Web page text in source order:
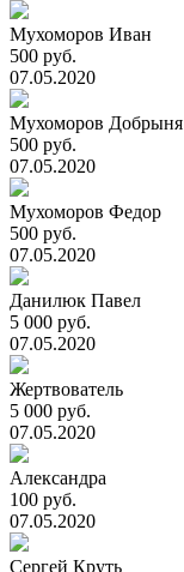
Мухоморов Иван
500 руб.
07.05.2020
Мухоморов Добрыня
500 руб.
07.05.2020
Мухоморов Федор
500 руб.
07.05.2020
Данилюк Павел
5 000 руб.
07.05.2020
Жертвователь
5 000 руб.
07.05.2020
Александра
100 руб.
07.05.2020
Сергей Круть